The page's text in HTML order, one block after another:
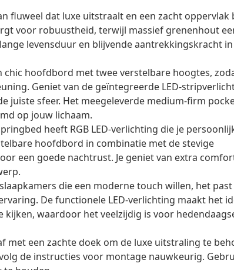
fluweel dat luxe uitstraalt en een zacht oppervlak
voor robuustheid, terwijl massief grenenhout
levensduur en blijvende aantrekkingskracht
chic hoofdbord met twee verstelbare hoogtes,
Geniet van de geïntegreerde LED-
juiste sfeer. Het meegeleverde medium-firm
op jouw lichaam.
heeft RGB LED-verlichting die je
hoofdbord in combinatie met de stevige
een goede nachtrust. Je geniet van extra
die een moderne touch willen, het
De functionele LED-verlichting maakt het
waardoor het veelzijdig is voor
met een zachte doek om de luxe uitstraling te
de instructies voor montage nauwkeurig.